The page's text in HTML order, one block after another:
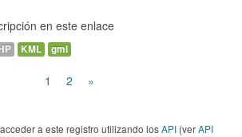
en este enlace
KML gml
1 2 »
a este registro utilizando losAPI (verAPI